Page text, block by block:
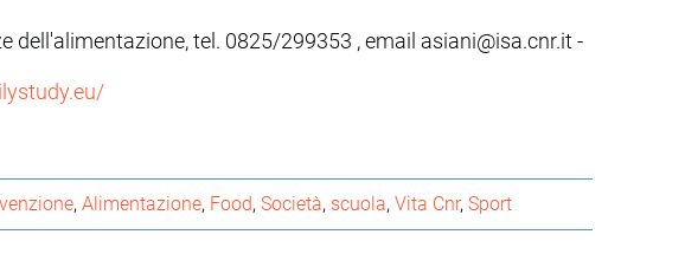
dell'alimentazione, tel. 0825/299353 , email asiani@isa.cnr.it -
Alimentazione Food Società scuola Vita Cnr Sport